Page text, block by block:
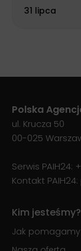
31 lipca
Polska
ul. Krucza 50
00-025
Serwis PAIH24:
Kontakt PAIH24:
Kim jesteśmy?
Jak